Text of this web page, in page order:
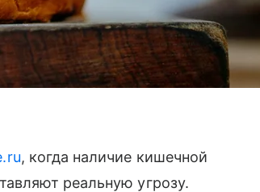
, когда наличие кишечной
реальную угрозу.